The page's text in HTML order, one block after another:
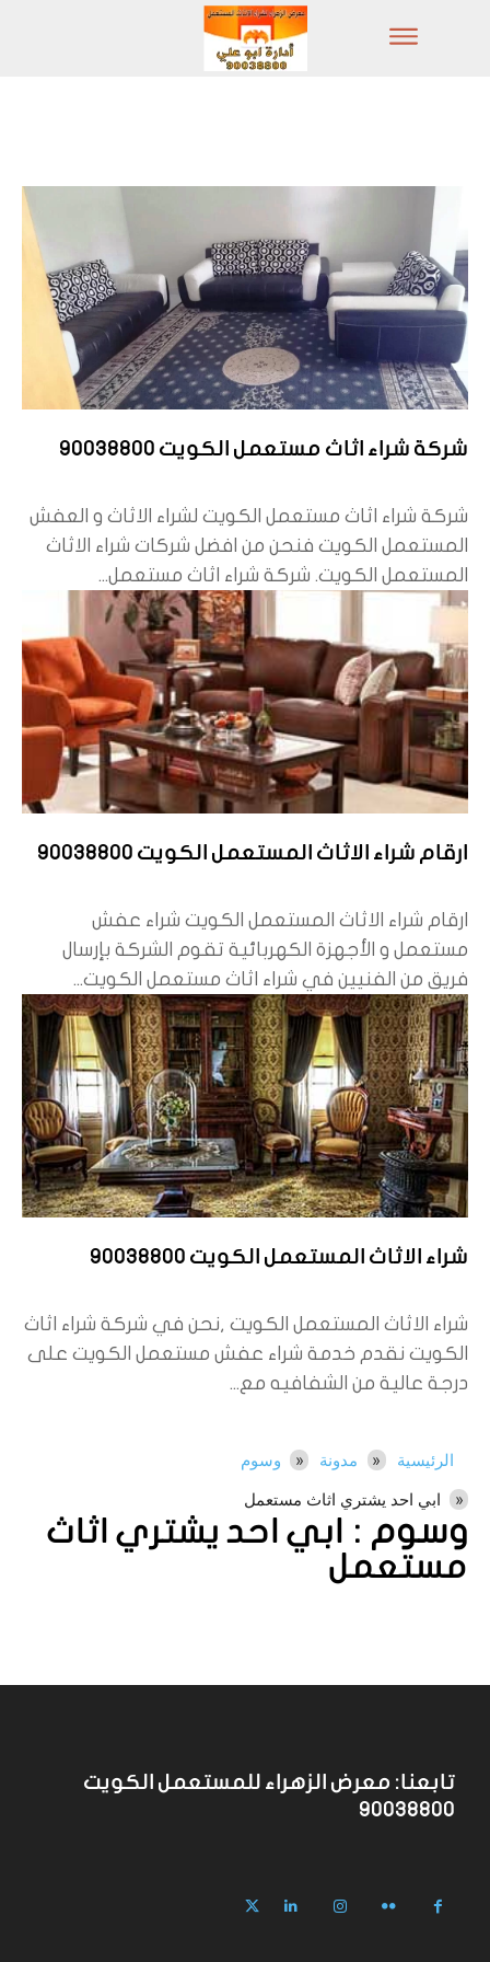
وسوم : ابي احد يشتري اثاث
مستعمل
الرئيسية مدونة
وسوم
ابي احد يشتري اثاث مستعمل
شركة شراء اثاث مستعمل الكويت 90038800
شركة شراء اثاث مستعمل الكويت لشراء الاثاث و العفش
المستعمل الكويت فنحن من افضل شركات شراء الاثاث
المستعمل الكويت. شركة شراء اثاث مستعمل...
ارقام شراء الاثاث المستعمل الكويت 90038800
ارقام شراء الاثاث المستعمل الكويت شراء عفش
مستعمل و الأجهزة الكهربائية تقوم الشركة بإرسال
فريق من الفنيين في شراء اثاث مستعمل الكويت...
شراء الاثاث المستعمل الكويت 90038800
شراء الاثاث المستعمل الكويت ,نحن في شركة شراء اثاث
الكويت نقدم خدمة شراء عفش مستعمل الكويت على
درجة عالية من الشفافيه مع...
تابعنا: معرض الزهراء للمستعمل الكويت
90038800